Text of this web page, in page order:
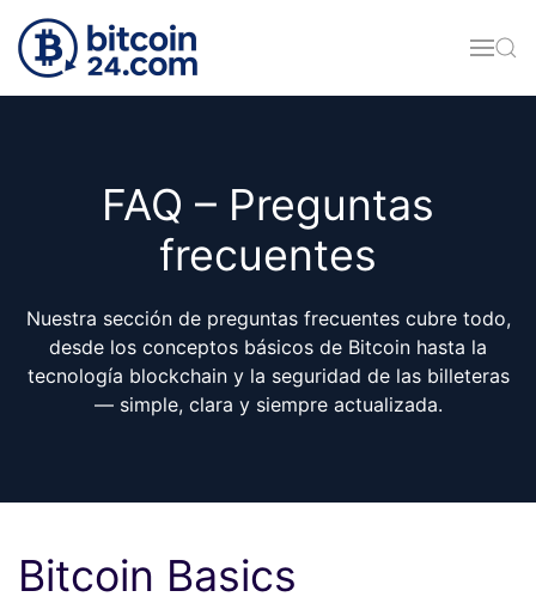
Accéder au contenu principal
FAQ – Preguntas
frecuentes
Nuestra sección de preguntas frecuentes cubre todo,
desde los conceptos básicos de Bitcoin hasta la
tecnología blockchain y la seguridad de las billeteras
— simple, clara y siempre actualizada.
Bitcoin Basics